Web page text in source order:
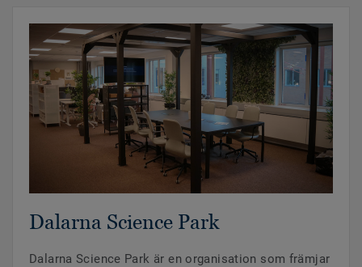
Dalarna Science Park
Dalarna Science Park är en organisation som främjar